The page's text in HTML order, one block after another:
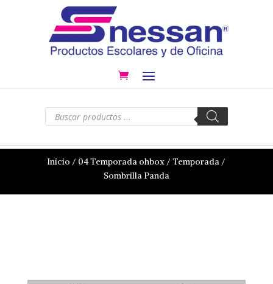
Búsqueda
productos
Inicio / 04 Temporada ohbox /Temporada /
Sombrilla Panda